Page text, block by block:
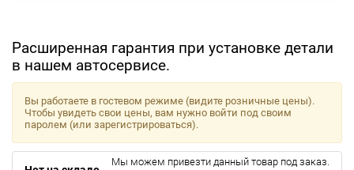
Расширенная гарантия при установке детали
в нашем автосервисе.
Вы работаете в гостевом режиме (видите розничные цены).
Чтобы увидеть свои цены, вам нужно войти под своим
паролем (или зарегистрироваться).
Мы можем привезти данный товар под заказ.